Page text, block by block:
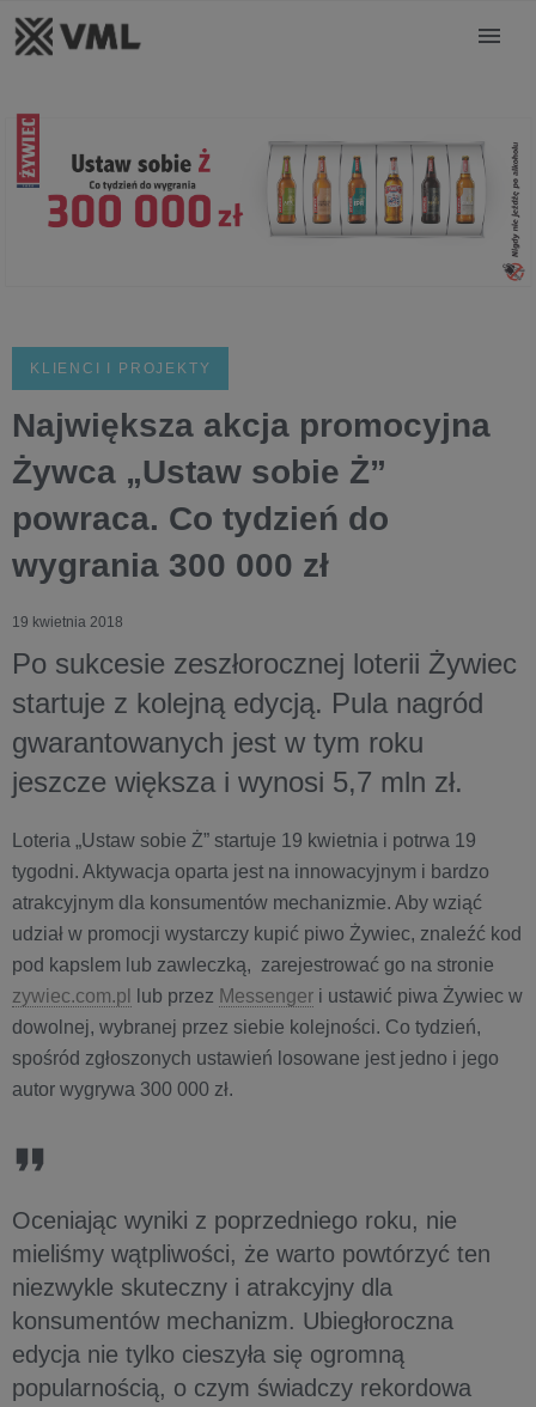
KLIENCI I PROJEKTY
Największa akcja promocyjna
Żywca „Ustaw sobie Ż”
powraca. Co tydzień do
wygrania 300 000 zł
19 kwietnia 2018
Po sukcesie zeszłorocznej loterii Żywiec
startuje z kolejną edycją. Pula nagród
gwarantowanych jest w tym roku
jeszcze większa i wynosi 5,7 mln zł.
Loteria „Ustaw sobie Ż” startuje 19 kwietnia i potrwa 19
tygodni. Aktywacja oparta jest na innowacyjnym i bardzo
atrakcyjnym dla konsumentów mechanizmie. Aby wziąć
udział w promocji wystarczy kupić piwo Żywiec, znaleźć kod
pod kapslem lub zawleczką, zarejestrować go na stronie
zywiec.com.pl
lub przez Messenger i ustawić piwa Żywiec w
dowolnej, wybranej przez siebie kolejności. Co tydzień,
spośród zgłoszonych ustawień losowane jest jedno i jego
autor wygrywa 300 000 zł.
Oceniając wyniki z poprzedniego roku, nie
mieliśmy wątpliwości, że warto powtórzyć ten
niezwykle skuteczny i atrakcyjny dla
konsumentów mechanizm. Ubiegłoroczna
edycja nie tylko cieszyła się ogromną
popularnością, o czym świadczy rekordowa